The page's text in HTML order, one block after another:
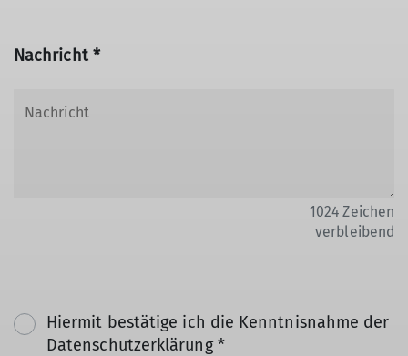
Nachricht *
1024 Zeichen
verbleibend
Hiermit bestätige ich die Kenntnisnahme der
Datenschutzerklärung *